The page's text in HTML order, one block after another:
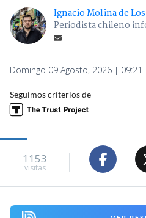
Ignacio Molina de
Periodista chileno
Domingo 09 Agosto, 2026 | 09:21
Seguimos criterios de
1153
visitas